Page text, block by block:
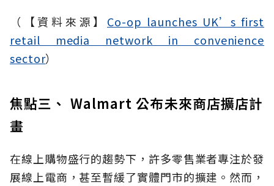
（【資料來源】 Co-op launches UK’s first
retail media network in convenience
sector）
焦點三、 Walmart 公布未來商店擴店計
畫
在線上購物盛行的趨勢下，許多零售業者專注於發
展線上電商，甚至暫緩了實體門市的擴建。然而，